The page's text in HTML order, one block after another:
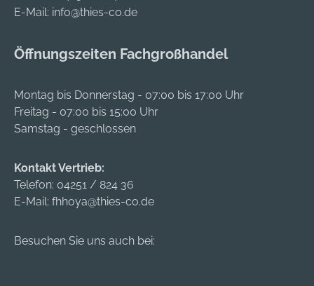
Refillaufsatz á 500
für Spender One
er.dach@mmm.com
E-Mail: info@thies-co.de
Öffnungszeiten Fachgroßhandel
Montag bis Donnerstag - 07:00 bis 17:00 Uhr
Freitag - 07:00 bis 15:00 Uhr
Samstag - geschlossen
Kontakt Vertrieb:
Telefon: 04251 / 824 36
E-Mail: fhhoya@thies-co.de
Besuchen Sie uns auch bei: